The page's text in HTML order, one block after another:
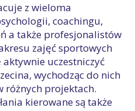
z wieloma
coachingu,
a także profesjonalistów
zajęć sportowych
uczestniczyć
wychodząc do nich
różnych projektach.
kierowane są także